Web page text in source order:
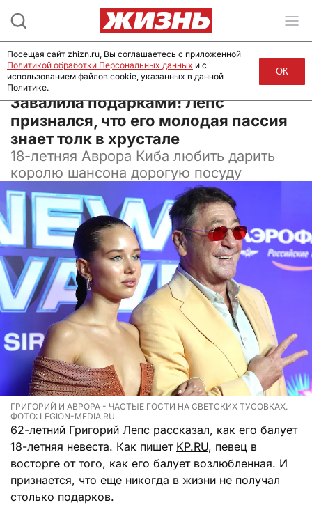
01 декабря 2024, 08:15
Завалила подарками! Лепс
признался, что его молодая пассия
знает толк в хрустале
18-летняя Аврора Киба любить дарить
королю шансона дорогую посуду
ГРИГОРИЙ И АВРОРА - ЧАСТЫЕ ГОСТИ НА СВЕТСКИХ ТУСОВКАХ.
ФОТО: LEGION-MEDIA.RU
62-летний Григорий Лепс рассказал, как его балует
18-летняя невеста. Как пишет KP.RU, певец в
восторге от того, как его балует возлюбленная. И
признается, что еще никогда в жизни не получал
столько подарков.
Посещая сайт zhizn.ru, Вы соглашаетесь с приложенной
Политикой обработки Персональных данных и с
использованием файлов cookie, указанных в данной
Политике.
ОК